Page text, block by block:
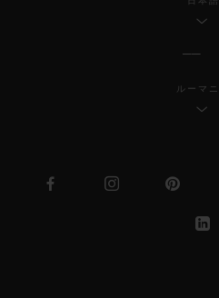
ルーマ